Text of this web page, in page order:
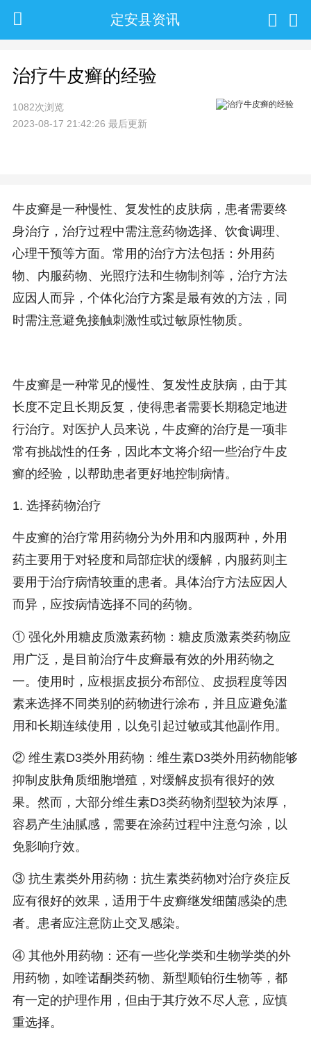
定安县资讯
治疗牛皮癣的经验
1082次浏览
2023-08-17 21:42:26 最后更新
牛皮癣是一种慢性、复发性的皮肤病，患者需要终
身治疗，治疗过程中需注意药物选择、饮食调理、
心理干预等方面。常用的治疗方法包括：外用药
物、内服药物、光照疗法和生物制剂等，治疗方法
应因人而异，个体化治疗方案是最有效的方法，同
时需注意避免接触刺激性或过敏原性物质。
牛皮癣是一种常见的慢性、复发性皮肤病，由于其
长度不定且长期反复，使得患者需要长期稳定地进
行治疗。对医护人员来说，牛皮癣的治疗是一项非
常有挑战性的任务，因此本文将介绍一些治疗牛皮
癣的经验，以帮助患者更好地控制病情。
1. 选择药物治疗
牛皮癣的治疗常用药物分为外用和内服两种，外用
药主要用于对轻度和局部症状的缓解，内服药则主
要用于治疗病情较重的患者。具体治疗方法应因人
而异，应按病情选择不同的药物。
① 强化外用糖皮质激素药物：糖皮质激素类药物应
用广泛，是目前治疗牛皮癣最有效的外用药物之
一。使用时，应根据皮损分布部位、皮损程度等因
素来选择不同类别的药物进行涂布，并且应避免滥
用和长期连续使用，以免引起过敏或其他副作用。
② 维生素D3类外用药物：维生素D3类外用药物能够
抑制皮肤角质细胞增殖，对缓解皮损有很好的效
果。然而，大部分维生素D3类药物剂型较为浓厚，
容易产生油腻感，需要在涂药过程中注意匀涂，以
免影响疗效。
③ 抗生素类外用药物：抗生素类药物对治疗炎症反
应有很好的效果，适用于牛皮癣继发细菌感染的患
者。患者应注意防止交叉感染。
④ 其他外用药物：还有一些化学类和生物学类的外
用药物，如喹诺酮类药物、新型顺铂衍生物等，都
有一定的护理作用，但由于其疗效不尽人意，应慎
重选择。